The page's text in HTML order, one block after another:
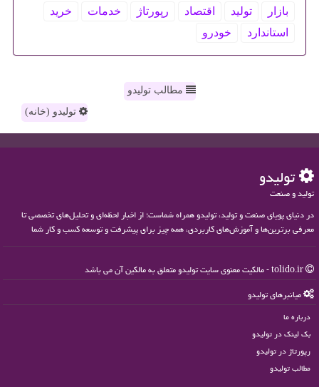
بازار تولید اقتصاد رپورتاژ خدمات
خرید
استاندارد
خودرو
مطالب تولیدو
تولیدو (خانه)
تولیدو
تولید و صنعت
در دنیای پویای صنعت و تولید، تولیدو همراه شماست؛ از اخبار لحظه‌ای و تحلیل‌های تخصصی تا
معرفی برترین‌ها و آموزش‌های کاربردی، همه چیز برای پیشرفت و توسعه کسب و کار شما
میانبرهای تولیدو
درباره ما
بک لینک در تولیدو
رپورتاژ در تولیدو
مطالب تولیدو